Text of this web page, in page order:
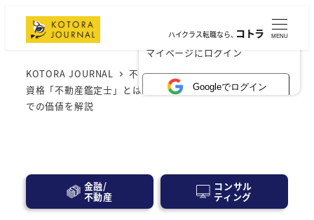
×
マイページにログイン
Googleでログイン
ハイクラス転職なら、コトラ MENU
KOTORA JOURNAL 不動産業界
不動産業界の最高峰
資格「不動産鑑定士」とは？メリットや勉強時間、転職市場
での価値を解説
金融/
不動産
コンサル
ティング